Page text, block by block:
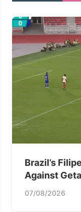
Brazil’s
Against
07/08/2026